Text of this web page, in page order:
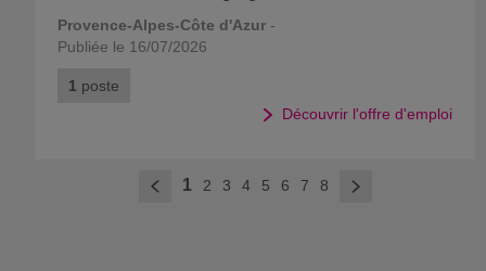
Provence-Alpes-Côte d'Azur -
Publiée le 16/07/2026
1 poste
Découvrir l'offre d'emploi
< 1 2 3 4 5 6 7 8 >